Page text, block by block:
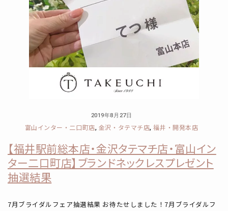
2019年8月27日
富山インター・二口町店, 金沢・タテマチ店,福井・開発本店
【福井駅前総本店・金沢タテマチ店・富山イン
ター二口町店】ブランドネックレスプレゼント
抽選結果
7月ブライダルフェア抽選結果 お待たせしました！7月ブライダルフ